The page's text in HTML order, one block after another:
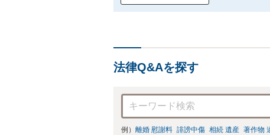
法律Q&Aを探す
例） 離婚 慰謝料 誹謗中傷 相続 遺産 著作物